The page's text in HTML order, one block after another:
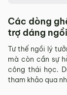
Các dòng
trợ dáng
Tư thế ngồi lý
mà còn cần sự
công thái học.
tham khảo qua